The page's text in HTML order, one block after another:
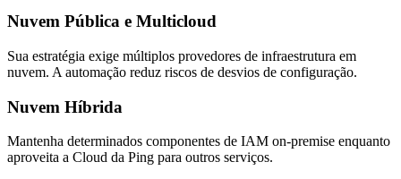
Nuvem Pública e Multicloud
Sua estratégia exige múltiplos provedores de infraestrutura em
nuvem. A automação reduz riscos de desvios de configuração.
Nuvem Híbrida
Mantenha determinados componentes de IAM on-premise enquanto
aproveita a Cloud da Ping para outros serviços.